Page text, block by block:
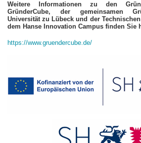
Weitere Informationen zu den
GründerCube, der gemeinsamen
Universität zu Lübeck und der
dem Hanse Innovation Campus finden Sie
https://www.gruendercube.de/